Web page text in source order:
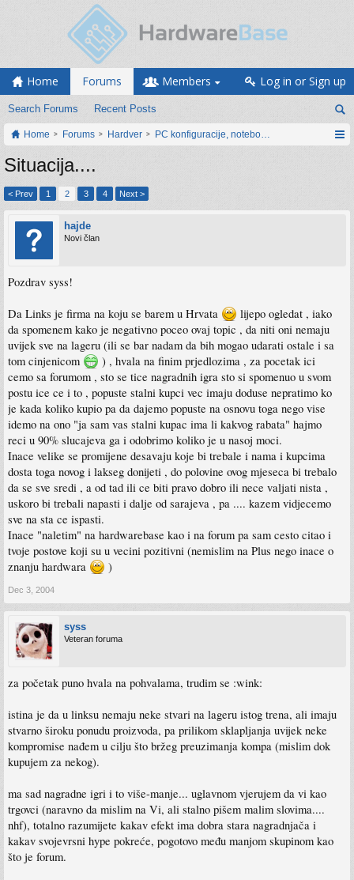
Home Forums
Search Forums Recent Posts
Members Log in or Sign up
Home Forums Hardver PC konfiguracije, notebook računari, servis
Situacija....
< Prev 1 2 3 4 Next >
hajde
Novi član
Pozdrav syss!
Da Links je firma na koju se barem u Hrvata
lijepo ogledat , iako
da spomenem kako je negativno poceo ovaj topic , da niti oni nemaju
uvijek sve na lageru (ili se bar nadam da bih mogao udarati ostale i sa
tom cinjenicom
) , hvala na finim prjedlozima , za pocetak ici
cemo sa forumom , sto se tice nagradnih igra sto si spomenuo u svom
postu ice ce i to , popuste stalni kupci vec imaju doduse nepratimo ko
je kada koliko kupio pa da dajemo popuste na osnovu toga nego vise
idemo na ono "ja sam vas stalni kupac ima li kakvog rabata" hajmo
reci u 90% slucajeva ga i odobrimo koliko je u nasoj moci.
Inace velike se promijene desavaju koje bi trebale i nama i kupcima
dosta toga novog i lakseg donijeti , do polovine ovog mjeseca bi trebalo
da se sve sredi , a od tad ili ce biti pravo dobro ili nece valjati nista ,
uskoro bi trebali napasti i dalje od sarajeva , pa .... kazem vidjecemo
sve na sta ce ispasti.
Inace "naletim" na hardwarebase kao i na forum pa sam cesto citao i
tvoje postove koji su u vecini pozitivni (nemislim na Plus nego inace o
znanju hardwara
)
Dec 3, 2004
syss
Veteran foruma
za početak puno hvala na pohvalama, trudim se :wink:
istina je da u linksu nemaju neke stvari na lageru istog trena, ali imaju
stvarno široku ponudu proizvoda, pa prilikom sklapljanja uvijek neke
kompromise nađem u cilju što bržeg preuzimanja kompa (mislim dok
kupujem za nekog).
ma sad nagradne igri i to više-manje... uglavnom vjerujem da vi kao
trgovci (naravno da mislim na Vi, ali stalno pišem malim slovima....
nhf), totalno razumijete kakav efekt ima dobra stara nagradnjača i
kakav svojevrsni hype pokreće, pogotovo među manjom skupinom kao
što je forum.